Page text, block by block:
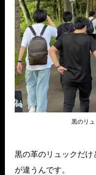
黒のリュ
黒の革のリュックだけ
が違うんです。